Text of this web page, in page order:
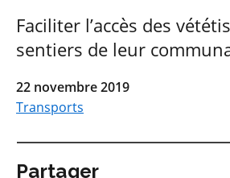
Faciliter l’accès des
sentiers de leur
22 novembre 2019
Transports
Partager